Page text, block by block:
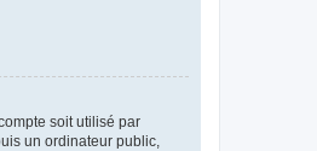
soit utilisé par
un ordinateur public,